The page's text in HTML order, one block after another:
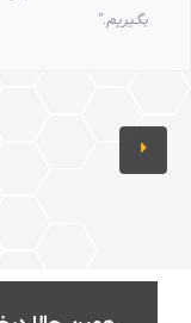
بگیریم.”